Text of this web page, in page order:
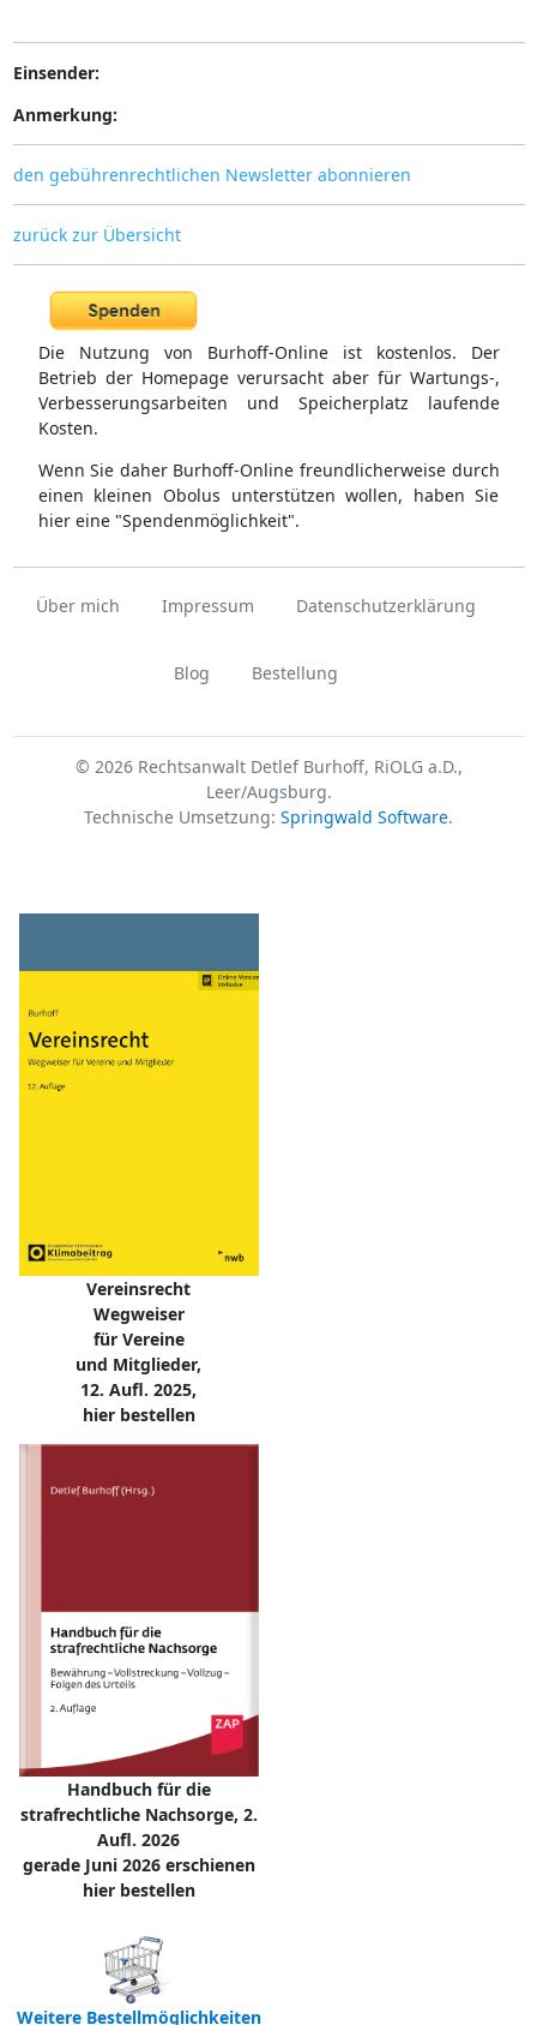
Einsender:
Anmerkung:
den gebührenrechtlichen Newsletter abonnieren
zurück zur Übersicht
Die Nutzung von Burhoff-Online ist kostenlos. Der
Betrieb der Homepage verursacht aber für Wartungs-,
Verbesserungsarbeiten und Speicherplatz laufende
Kosten.
Wenn Sie daher Burhoff-Online freundlicherweise durch
einen kleinen Obolus unterstützen wollen, haben Sie
hier eine "Spendenmöglichkeit".
Über mich Impressum Datenschutzerklärung
Blog Bestellung
© 2026 Rechtsanwalt Detlef Burhoff, RiOLG a.D.,
Leer/Augsburg.
Technische Umsetzung: Springwald Software.
Vereinsrecht
Wegweiser
für Vereine
und Mitglieder,
12. Aufl. 2025,
hier bestellen
Handbuch für die
strafrechtliche Nachsorge, 2.
Aufl. 2026
gerade Juni 2026 erschienen
hier bestellen
Weitere Bestellmöglichkeiten